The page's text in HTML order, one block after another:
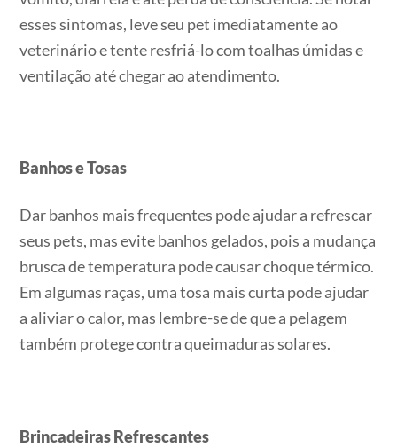
esses sintomas, leve seu pet imediatamente ao
veterinário e tente resfriá-lo com toalhas úmidas e
ventilação até chegar ao atendimento.
Banhos e Tosas
Dar banhos mais frequentes pode ajudar a refrescar
seus pets, mas evite banhos gelados, pois a mudança
brusca de temperatura pode causar choque térmico.
Em algumas raças, uma tosa mais curta pode ajudar
a aliviar o calor, mas lembre-se de que a pelagem
também protege contra queimaduras solares.
Brincadeiras Refrescantes